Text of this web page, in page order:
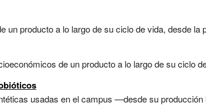
un producto a lo largo de su ciclo de vida, desde la
de un producto a lo largo de su ciclo
usadas en el campus —desde su